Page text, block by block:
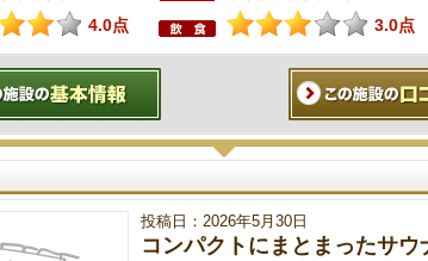
4.0点
3.0点
投稿日：2026年5月30日
コンパクトにまとまったサウ